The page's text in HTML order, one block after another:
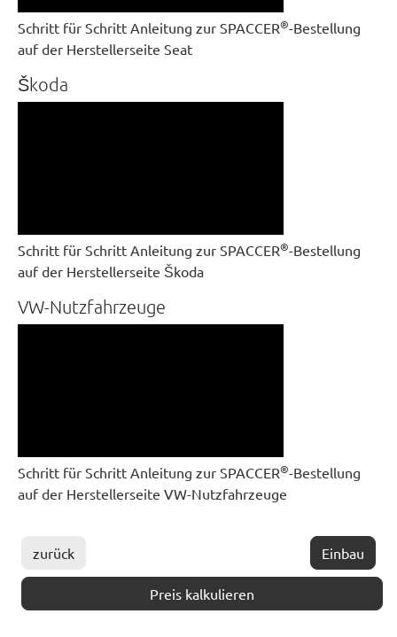
Schritt für Schritt Anleitung zur SPACCER®-Bestellung
auf der Herstellerseite Seat
Škoda
Schritt für Schritt Anleitung zur SPACCER®-Bestellung
auf der Herstellerseite Škoda
VW-Nutzfahrzeuge
Schritt für Schritt Anleitung zur SPACCER®-Bestellung
auf der Herstellerseite VW-Nutzfahrzeuge
zurück Einbau
Preis kalkulieren